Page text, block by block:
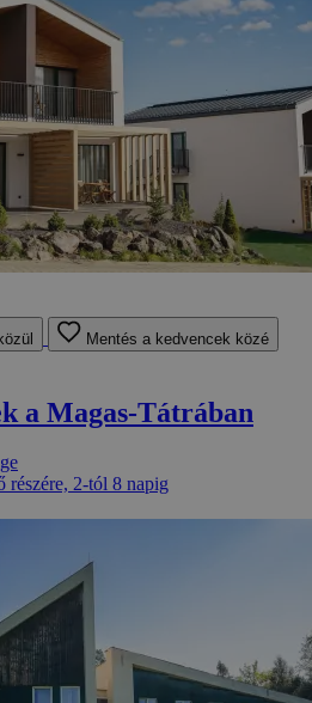
Mentés a kedvencek közé
a Magas-Tátrában
részére, 2-tól 8 napig